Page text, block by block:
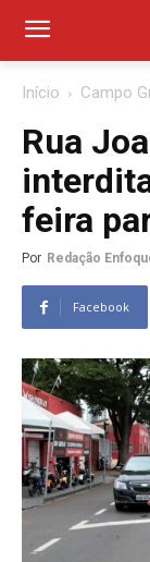
Início Campo
Rua
feira
Por Redação
Facebook